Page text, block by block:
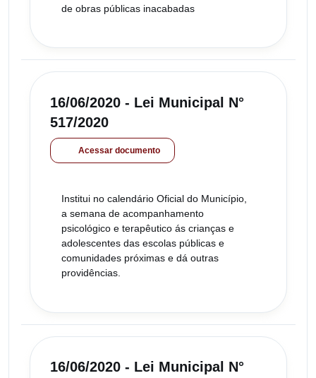
de obras públicas inacabadas
16/06/2020 - Lei Municipal N°
517/2020
Acessar documento
Institui no calendário Oficial do Município,
a semana de acompanhamento
psicológico e terapêutico ás crianças e
adolescentes das escolas públicas e
comunidades próximas e dá outras
providências.
16/06/2020 - Lei Municipal N°